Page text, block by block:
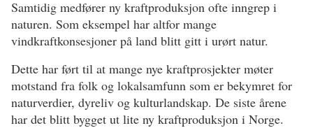
Samtidig medfører ny kraftproduksjon ofte inngrep i
naturen. Som eksempel har altfor mange
vindkraftkonsesjoner på land blitt gitt i urørt natur.
Dette har ført til at mange nye kraftprosjekter møter
motstand fra folk og lokalsamfunn som er bekymret for
naturverdier, dyreliv og kulturlandskap. De siste årene
har det blitt bygget ut lite ny kraftproduksjon i Norge.